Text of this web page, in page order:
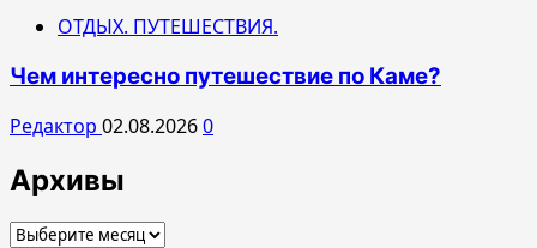
ОТДЫХ. ПУТЕШЕСТВИЯ.
Чем интересно путешествие по Каме?
Редактор 02.08.20260
Архивы
Архивы